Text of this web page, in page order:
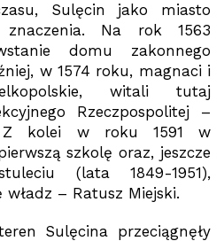
Sulęcin jako miasto
znaczenia. Na rok 1563
domu zakonnego
w 1574 roku, magnaci i
witali tutaj
Rzeczpospolitej –
Z kolei w roku 1591 w
szkolę oraz, jeszcze
(lata 1849-1951),
– Ratusz Miejski.
Sulęcina przeciągnęły